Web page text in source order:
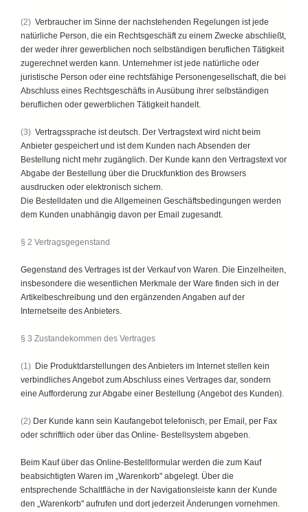
(2) Verbraucher im Sinne der nachstehenden Regelungen ist jede
natürliche Person, die ein Rechtsgeschäft zu einem Zwecke abschließt,
der weder ihrer gewerblichen noch selbständigen beruflichen Tätigkeit
zugerechnet werden kann. Unternehmer ist jede natürliche oder
juristische Person oder eine rechtsfähige Personengesellschaft, die bei
Abschluss eines Rechtsgeschäfts in Ausübung ihrer selbständigen
beruflichen oder gewerblichen Tätigkeit handelt.
(3) Vertragssprache ist deutsch. Der Vertragstext wird nicht beim
Anbieter gespeichert und ist dem Kunden nach Absenden der
Bestellung nicht mehr zugänglich. Der Kunde kann den Vertragstext vor
Abgabe der Bestellung über die Druckfunktion des Browsers
ausdrucken oder elektronisch sichern.
Die Bestelldaten und die Allgemeinen Geschäftsbedingungen werden
dem Kunden unabhängig davon per Email zugesandt.
§ 2 Vertragsgegenstand
Gegenstand des Vertrages ist der Verkauf von Waren. Die Einzelheiten,
insbesondere die wesentlichen Merkmale der Ware finden sich in der
Artikelbeschreibung und den ergänzenden Angaben auf der
Internetseite des Anbieters.
§ 3 Zustandekommen des Vertrages
(1) Die Produktdarstellungen des Anbieters im Internet stellen kein
verbindliches Angebot zum Abschluss eines Vertrages dar, sondern
eine Aufforderung zur Abgabe einer Bestellung (Angebot des Kunden).
(2) Der Kunde kann sein Kaufangebot telefonisch, per Email, per Fax
oder schriftlich oder über das Online- Bestellsystem abgeben.
Beim Kauf über das Online-Bestellformular werden die zum Kauf
beabsichtigten Waren im „Warenkorb" abgelegt. Über die
entsprechende Schaltfläche in der Navigationsleiste kann der Kunde
den „Warenkorb" aufrufen und dort jederzeit Änderungen vornehmen.